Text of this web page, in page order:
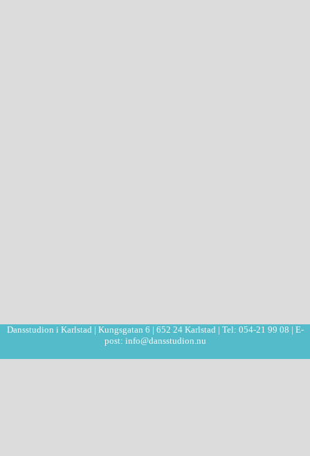
Dansstudion i Karlstad | Kungsgatan 6 | 652 24 Karlstad | Tel: 054-21 99 08 | E-
post: info@dansstudion.nu